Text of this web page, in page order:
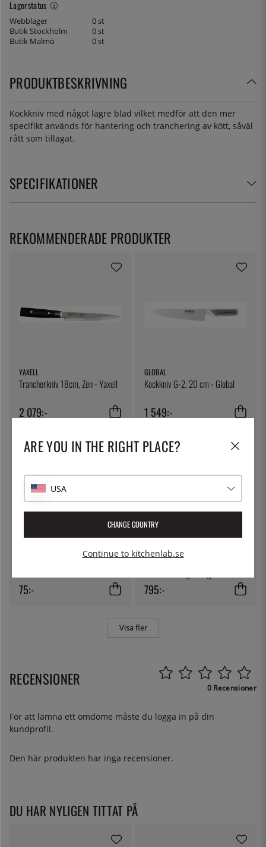
Lagerstatus
Webblager
0 st
Butik Stockholm
0 st
Butik Malmö
0 st
PRODUKTBESKRIVNING
Kockkniv med något lägre blad vilket medför att den mer
specifikt används för hantering och tranchering av kött, såväl
rått som tillagat.
SPECIFIKATIONER
YAXELL
Trancherkniv 18cm, Zen - Yaxell
2 079:-
GLOBAL
Kockkniv G-2, 20 cm - Global
1 549:-
Gastrosked / serveringssked
75:-
SIEVERT
Handyjetbrännare med piezo,
Sievert
795:-
Visa fler
REKOMMENDERADE PRODUKTER
RECENSIONER 0 Recensioner
För att lämna ett omdöme måste du logga in på din
kundprofil.
Den här produkten har inga recensioner.
DU HAR NYLIGEN TITTAT PÅ
ARE YOU IN THE RIGHT PLACE?
USA
CHANGE COUNTRY
Continue to kitchenlab.se